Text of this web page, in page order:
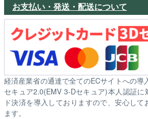
お支払い・発送・配送について
経済産業省の通達で全てのECサイトへの導
セキュア2.0(EMV 3-Dセキュア)本人認証に
ド決済を導入しておりますので、安心し
ます。